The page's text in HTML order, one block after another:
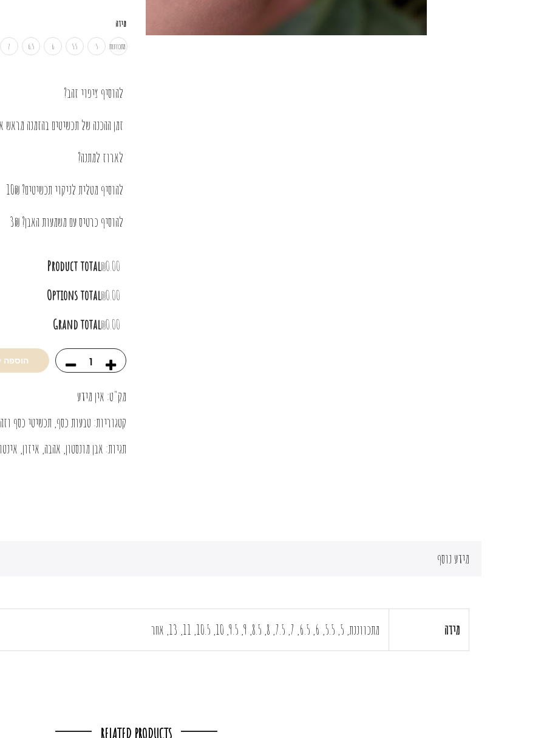
מידה
מתכווננת 5
5.5
6
6.5
7
להוסיף ציפוי זהב?
זמן ההכנה של תכשיטים בהזמנה מראש או
לארוז למתנה?
להוסיף מטלית לניקוי תכשיטים? 10₪
להוסיף כרטיס עם משמעות האבן? 3₪
Product total₪0.00
Options total₪0.00
Grand total₪0.00
הוספה
מק"ט: אין מידע
קטגוריות: טבעות כסף תכשיטי כסף
תגיות: אבן מונסטון אהבה איזון
מידע נוסף
מידה מתכווננת, 5, 5.5, 6, 6.5, 7, 7.5, 8, 8.5, 9, 9.5, 10, 10.5, 11, 13, אחר
RELATED PRODUCTS